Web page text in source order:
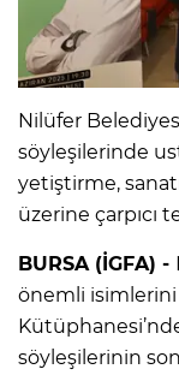
Nilüfer
söyleşilerinde
yetiştirme,
üzerine çarpıcı
BURSA (İGFA) -
önemli isimlerini
söyleşilerinin